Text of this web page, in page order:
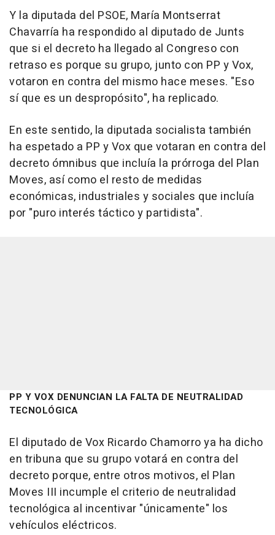
Y la diputada del PSOE, María Montserrat
Chavarría ha respondido al diputado de Junts
que si el decreto ha llegado al Congreso con
retraso es porque su grupo, junto con PP y Vox,
votaron en contra del mismo hace meses. "Eso
sí que es un despropósito", ha replicado.
En este sentido, la diputada socialista también
ha espetado a PP y Vox que votaran en contra del
decreto ómnibus que incluía la prórroga del Plan
Moves, así como el resto de medidas
económicas, industriales y sociales que incluía
por "puro interés táctico y partidista".
PP Y VOX DENUNCIAN LA FALTA DE NEUTRALIDAD
TECNOLÓGICA
El diputado de Vox Ricardo Chamorro ya ha dicho
en tribuna que su grupo votará en contra del
decreto porque, entre otros motivos, el Plan
Moves III incumple el criterio de neutralidad
tecnológica al incentivar "únicamente" los
vehículos eléctricos.